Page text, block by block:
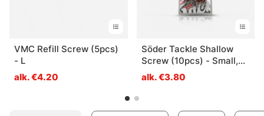
VMC Refill Screw (5pcs)
- L
alk. €4.20
Söder Tackle Shallow
Screw (10pcs) - Small,
34mm
alk. €3.80